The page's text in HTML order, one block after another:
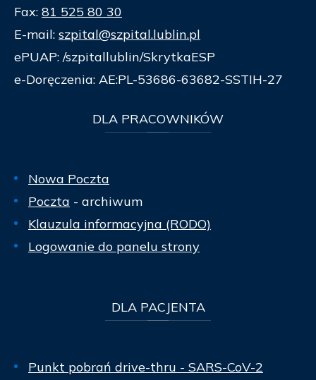
Fax: 81 525 80 30
E-mail: szpital@szpital.lublin.pl
ePUAP: /szpitallublin/SkrytkaESP
e-Doręczenia: AE:PL-53686-63682-SSTIH-27
DLA PRACOWNIKÓW
Nowa Poczta
Poczta - archiwum
Klauzula informacyjna (RODO)
Logowanie do panelu strony
DLAPACJENTA
Punkt pobrań drive-thru - SARS-CoV-2